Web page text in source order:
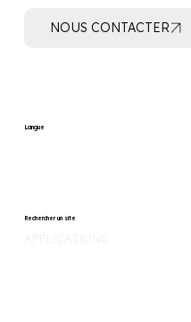
NOUS CONTACTER
Rechercher un site
Langue